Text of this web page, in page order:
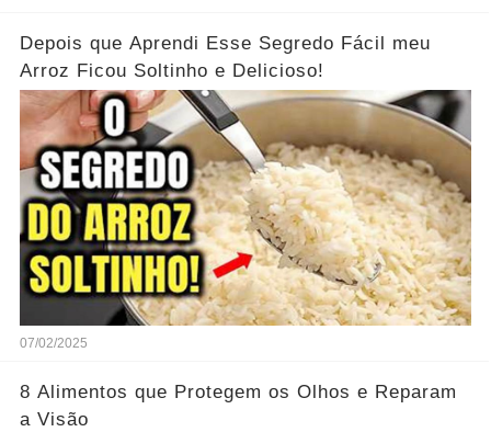
Depois que Aprendi Esse Segredo Fácil meu
Arroz Ficou Soltinho e Delicioso!
07/02/2025
8 Alimentos que Protegem os Olhos e Reparam
a Visão